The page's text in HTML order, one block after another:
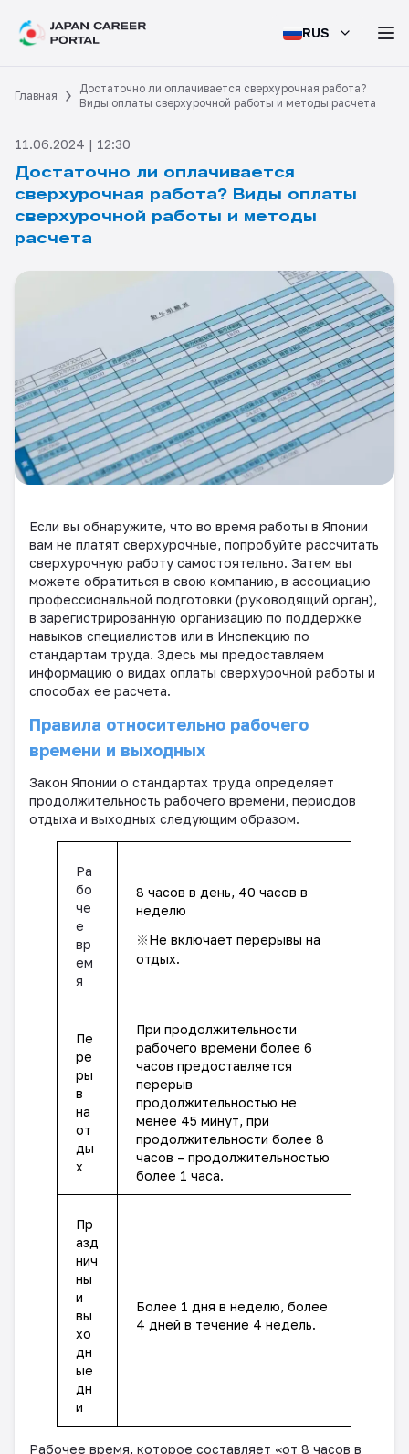
RUS
Главная
Достаточно ли оплачивается сверхурочная работа?
Виды оплаты сверхурочной работы и методы расчета
11.06.2024 | 12:30
Достаточно ли оплачивается
сверхурочная работа? Виды оплаты
сверхурочной работы и методы
расчета
Если вы обнаружите, что во время работы в Японии
вам не платят сверхурочные, попробуйте рассчитать
сверхурочную работу самостоятельно. Затем вы
можете обратиться в свою компанию, в ассоциацию
профессиональной подготовки (руководящий орган),
в зарегистрированную организацию по поддержке
навыков специалистов или в Инспекцию по
стандартам труда. Здесь мы предоставляем
информацию о видах оплаты сверхурочной работы и
способах ее расчета.
Правила относительно рабочего
времени и выходных
Закон Японии о стандартах труда определяет
продолжительность рабочего времени, периодов
отдыха и выходных следующим образом.
Ра
бо
че
е
вр
ем
я
8 часов в день, 40 часов в
неделю
※Не включает перерывы на
отдых.
Пе
ре
ры
в
на
от
ды
х
При продолжительности
рабочего времени более 6
часов предоставляется
перерыв
продолжительностью не
менее 45 минут, при
продолжительности более 8
часов – продолжительностью
более 1 часа.
Пр
азд
нич
ны
и
вы
хо
дн
ые
дн
и
Более 1 дня в неделю, более
4 дней в течение 4 недель.
Рабочее время, которое составляет «от 8 часов в